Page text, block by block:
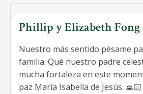
Phillip y Elizabeth Fong
Nuestro más sentido pésame
familia. Qué nuestro padre
mucha fortaleza en este
paz María Isabella de Jesús. 🙏🏻